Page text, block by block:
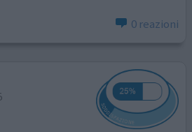
0 reazioni